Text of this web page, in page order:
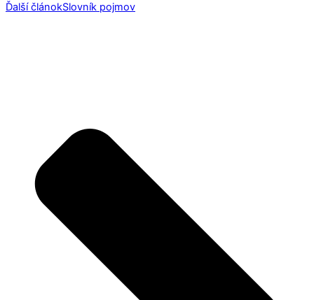
Ďalší článokSlovník pojmov